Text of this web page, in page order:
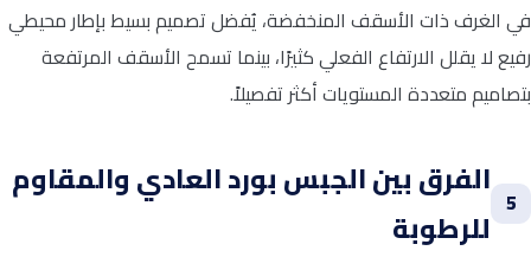
في الغرف ذات الأسقف المنخفضة، يُفضل تصميم بسيط بإطار محيطي
رفيع لا يقلل الارتفاع الفعلي كثيرًا، بينما تسمح الأسقف المرتفعة
بتصاميم متعددة المستويات أكثر تفصيلاً.
5 الفرق بين الجبس بورد العادي والمقاوم
للرطوبة